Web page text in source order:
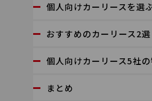
個人向けカーリースを選
おすすめのカーリース2選
個人向けカーリース5社
まとめ